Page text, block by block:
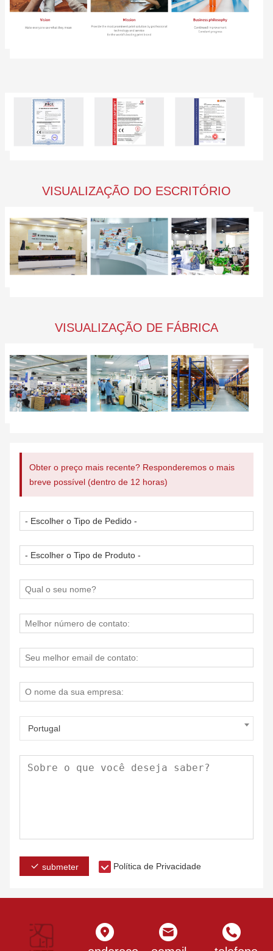
VISUALIZAÇÃO DO ESCRITÓRIO
VISUALIZAÇÃO DE FÁBRICA
Obter o preço mais recente? Responderemos o mais
breve possível (dentro de 12 horas)
Portugal
submeter Política de Privacidade